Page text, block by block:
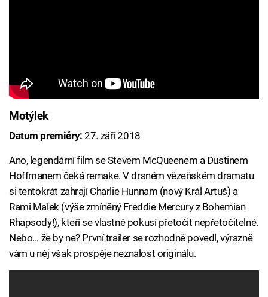
Motýlek
Datum premiéry:27. září 2018
Ano, legendární film se Stevem McQueenem a Dustinem
Hoffmanem čeká remake. V drsném vězeňském dramatu
si tentokrát zahrají Charlie Hunnam (nový Král Artuš) a
Rami Malek (výše zmíněný Freddie Mercury z Bohemian
Rhapsody!), kteří se vlastně pokusí přetočit nepřetočitelné.
Nebo... že by ne? První trailer se rozhodně povedl, výrazně
vám u něj však prospěje neznalost originálu.